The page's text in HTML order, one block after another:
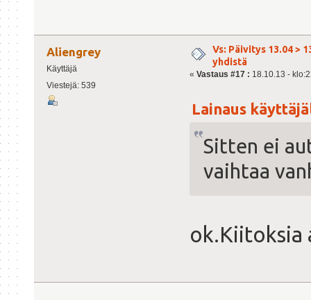
Aliengrey
Käyttäjä
Viestejä: 539
Vs: Päivitys 13.04 >
yhdistä
« Vastaus #17 : 18.10.13 -
Lainaus
Sitten ei
vaihtaa
ok.Kiitoksia